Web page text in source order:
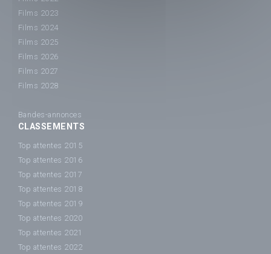
Films 2023
Films 2024
Films 2025
Films 2026
Films 2027
Films 2028
Bandes-annonces
CLASSEMENTS
Top attentes 2015
Top attentes 2016
Top attentes 2017
Top attentes 2018
Top attentes 2019
Top attentes 2020
Top attentes 2021
Top attentes 2022